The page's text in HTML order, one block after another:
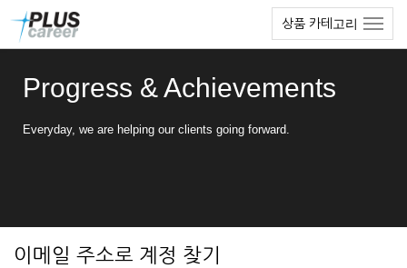
상품 카테고리
Progress & Achievements
Everyday, we are helping our clients going forward.
이메일 주소로 계정 찾기